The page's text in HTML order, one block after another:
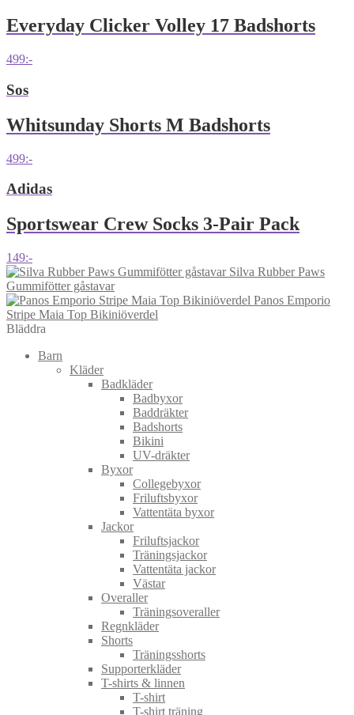
Everyday Clicker Volley 17 Badshorts
499:-
Sos
Whitsunday Shorts M Badshorts
499:-
Adidas
Sportswear Crew Socks 3-Pair Pack
149:-
Silva Rubber Paws
Gummifötter gåstavar
Panos Emporio
Stripe Maia Top Bikiniöverdel
Bläddra
Barn
Kläder
Badkläder
Badbyxor
Baddräkter
Badshorts
Bikini
UV-dräkter
Byxor
Collegebyxor
Friluftsbyxor
Vattentäta byxor
Jackor
Friluftsjackor
Träningsjackor
Vattentäta jackor
Västar
Overaller
Träningsoveraller
Regnkläder
Shorts
Träningsshorts
Supporterkläder
T-shirts & linnen
T-shirt
T-shirt träning